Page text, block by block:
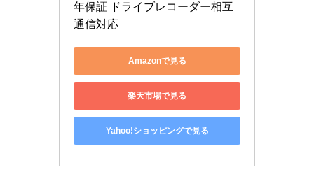
年保証 ドライブレコーダー相互
通信対応
Amazonで見る
楽天市場で見る
Yahoo!ショッピングで見る